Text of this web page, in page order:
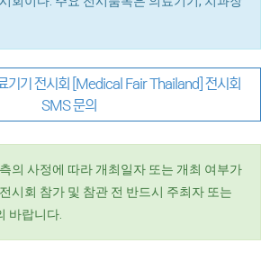
기기 전시회 [Medical Fair Thailand] 전시회
SMS 문의
의 사정에 따라 개최일자 또는 개최 여부가
시회 참가 및 참관 전 반드시 주최자 또는
바랍니다.